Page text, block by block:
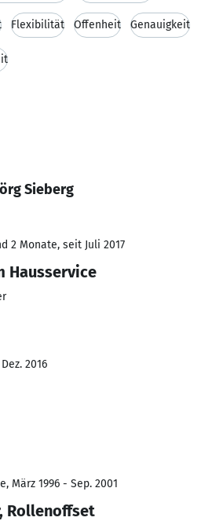
Flexibilität Offenheit Genauigkeit
Sieberg
2 Monate, seit Juli 2017
Hausservice
2016
März 1996 - Sep. 2001
Rollenoffset